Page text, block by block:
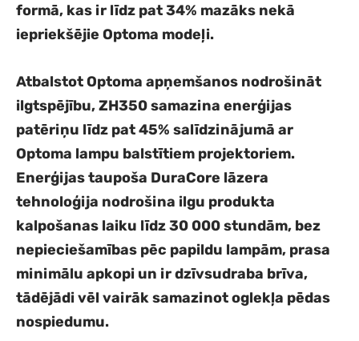
formā, kas ir līdz pat 34% mazāks nekā
iepriekšējie Optoma modeļi.
Atbalstot Optoma apņemšanos nodrošināt
ilgtspējību, ZH350 samazina enerģijas
patēriņu līdz pat 45% salīdzinājumā ar
Optoma lampu balstītiem projektoriem.
Enerģijas taupoša DuraCore lāzera
tehnoloģija nodrošina ilgu produkta
kalpošanas laiku līdz 30 000 stundām, bez
nepieciešamības pēc papildu lampām, prasa
minimālu apkopi un ir dzīvsudraba brīva,
tādējādi vēl vairāk samazinot oglekļa pēdas
nospiedumu.